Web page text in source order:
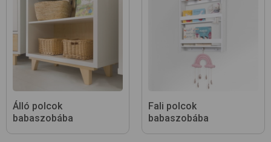
Álló polcok
babaszobába
Fali polcok
babaszobába